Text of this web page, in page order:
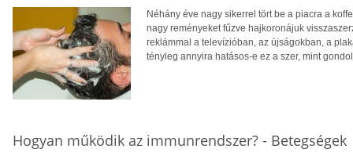
Néhány éve nagy sikerrel tört be a piacra a
nagy reményeket fűzve hajkoronájuk
reklámmal a televízióban, az újságokban, a
tényleg annyira hatásos-e ez a szer, mint
Hogyan működik az immunrendszer? - Betegségek